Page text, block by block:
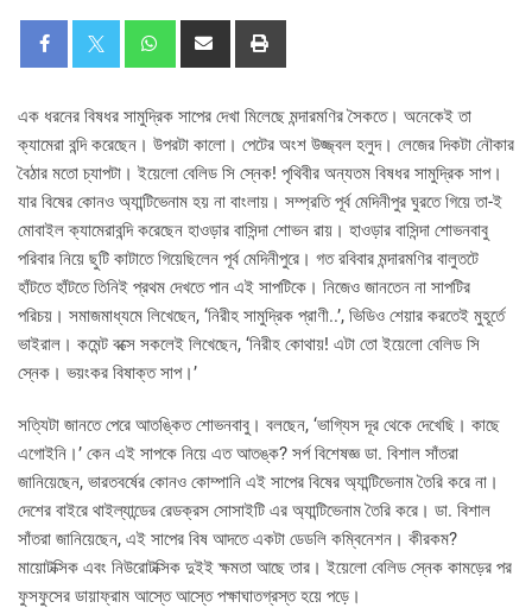
এক ধরনের বিষধর সামুদ্রিক সাপের দেখা মিলেছে মন্দারমণির সৈকতে। অনেকেই তা
ক্যামেরা বন্দি করেছেন। উপরটা কালো। পেটের অংশ উজ্জ্বল হলুদ। লেজের দিকটা নৌকার
বৈঠার মতো চ্যাপটা। ইয়েলো বেলিড সি স্নেক! পৃথিবীর অন্যতম বিষধর সামুদ্রিক সাপ।
যার বিষের কোনও অ্যান্টিভেনাম হয় না বাংলায়। সম্প্রতি পূর্ব মেদিনীপুর ঘুরতে গিয়ে তা-ই
মোবাইল ক্যামেরাবন্দি করেছেন হাওড়ার বাসিন্দা শোভন রায়। হাওড়ার বাসিন্দা শোভনবাবু
পরিবার নিয়ে ছুটি কাটাতে গিয়েছিলেন পূর্ব মেদিনীপুরে। গত রবিবার মন্দারমণির বালুতটে
হাঁটতে হাঁটতে তিনিই প্রথম দেখতে পান এই সাপটিকে। নিজেও জানতেন না সাপটির
পরিচয়। সমাজমাধ্যমে লিখেছেন, ‘নিরীহ সামুদ্রিক প্রাণী..’, ভিডিও শেয়ার করতেই মুহূর্তে
ভাইরাল। কমেন্ট বক্সে সকলেই লিখেছেন, ‘নিরীহ কোথায়! এটা তো ইয়েলো বেলিড সি
স্নেক। ভয়ংকর বিষাক্ত সাপ।’
সত্যিটা জানতে পেরে আতঙ্কিত শোভনবাবু। বলছেন, ‘ভাগ্যিস দূর থেকে দেখেছি। কাছে
এগোইনি।’ কেন এই সাপকে নিয়ে এত আতঙ্ক? সর্প বিশেষজ্ঞ ডা. বিশাল সাঁতরা
জানিয়েছেন, ভারতবর্ষের কোনও কোম্পানি এই সাপের বিষের অ্যান্টিভেনাম তৈরি করে না।
দেশের বাইরে থাইল্যান্ডের রেডক্রস সোসাইটি এর অ্যান্টিভেনাম তৈরি করে। ডা. বিশাল
সাঁতরা জানিয়েছেন, এই সাপের বিষ আদতে একটা ডেডলি কম্বিনেশন। কীরকম?
মায়োটক্সিক এবং নিউরোটক্সিক দুইই ক্ষমতা আছে তার। ইয়েলো বেলিড স্নেক কামড়ের পর
ফুসফুসের ডায়াফ্রাম আস্তে আস্তে পক্ষাঘাতগ্রস্ত হয়ে পড়ে।